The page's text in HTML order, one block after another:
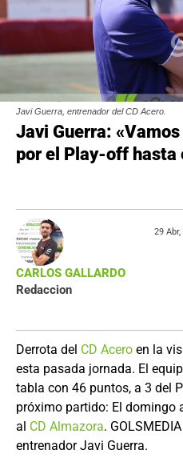
Javi Guerra, entrenador del CD Acero.
Javi Guerra:
por el Play-off
Derrota del CD Acero en la
esta pasada jornada. El
tabla con 46 puntos, a 3 del
próximo partido: El domingo
al CD Almazora.
entrenador Javi Guerra.
CARLOS GALLARDO
Redaccion
29